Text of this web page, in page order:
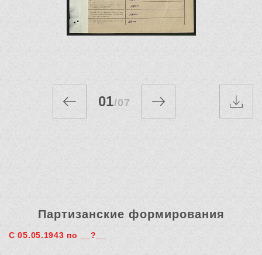
01/07
Партизанские формирования
С 05.05.1943 по __?__